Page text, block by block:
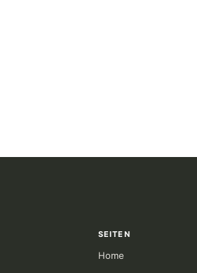
SEITEN
Home